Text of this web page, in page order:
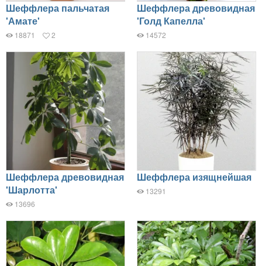
Шеффлера пальчатая
'Амате'
18871 2
Шеффлера древовидная
'Голд Капелла'
14572
Шеффлера древовидная
'Шарлотта'
13696
Шеффлера изящнейшая
13291